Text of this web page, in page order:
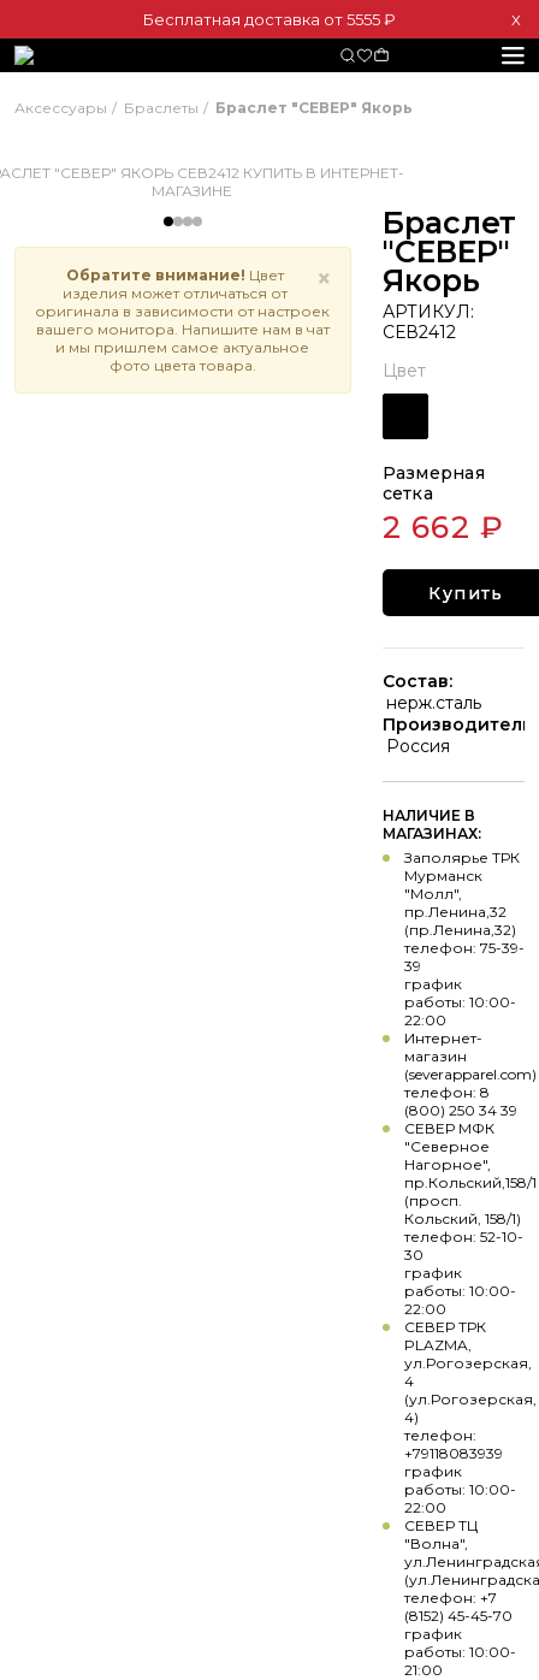
Бесплатная доставка от 5555 ₽ Х
Аксессуары Браслеты Браслет "СЕВЕР" Якорь
×
Обратите внимание! Цвет
изделия может отличаться от
оригинала в зависимости от настроек
вашего монитора. Напишите нам в чат
и мы пришлем самое актуальное
фото цвета товара.
Браслет
"СЕВЕР"
Якорь
АРТИКУЛ:
СЕВ2412
Цвет
Размерная
сетка
2 662 ₽
Купить
Состав:
нерж.сталь
Производитель:
Россия
НАЛИЧИЕ В
МАГАЗИНАХ:
Заполярье ТРК
Мурманск
"Молл",
пр.Ленина,32
(пр.Ленина,32)
телефон: 75-39-
39
график
работы: 10:00-
22:00
Интернет-
магазин
(severapparel.com)
телефон: 8
(800) 250 34 39
СЕВЕР МФК
"Северное
Нагорное",
пр.Кольский,158/1
(просп.
Кольский, 158/1)
телефон: 52-10-
30
график
работы: 10:00-
22:00
СЕВЕР ТРК
PLAZMA,
ул.Рогозерская,
4
(ул.Рогозерская,
4)
телефон:
+79118083939
график
работы: 10:00-
22:00
СЕВЕР ТЦ
"Волна",
телефон: +7
(8152) 45-45-70
график
работы: 10:00-
21:00